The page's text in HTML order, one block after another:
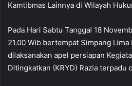
Kamtibmas Lainnya di Wilayah
Pada Hari Sabtu Tanggal 18
21.00 Wib bertempat Simpang Lima
dilaksanakan apel persiapan
Ditingkatkan (KRYD) Razia terpadu